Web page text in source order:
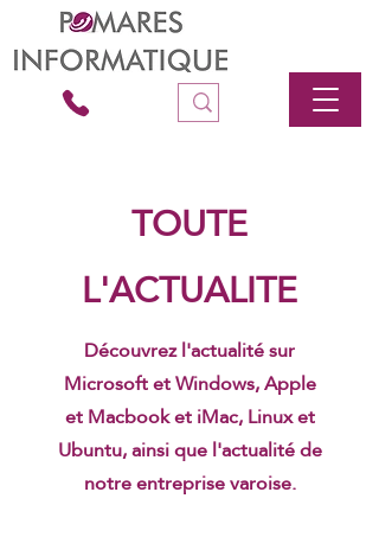
TOUTE
L'ACTUALITE
Découvrez l'actualité sur
Microsoft et Windows, Apple
et Macbook et iMac, Linux et
Ubuntu, ainsi que l'actualité de
notre entreprise varoise.